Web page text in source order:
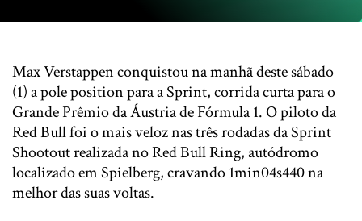
Max Verstappen conquistou na manhã deste sábado
(1) a pole position para a Sprint, corrida curta para o
Grande Prêmio da Áustria de Fórmula 1. O piloto da
Red Bull foi o mais veloz nas três rodadas da Sprint
Shootout realizada no Red Bull Ring, autódromo
localizado em Spielberg, cravando 1min04s440 na
melhor das suas voltas.